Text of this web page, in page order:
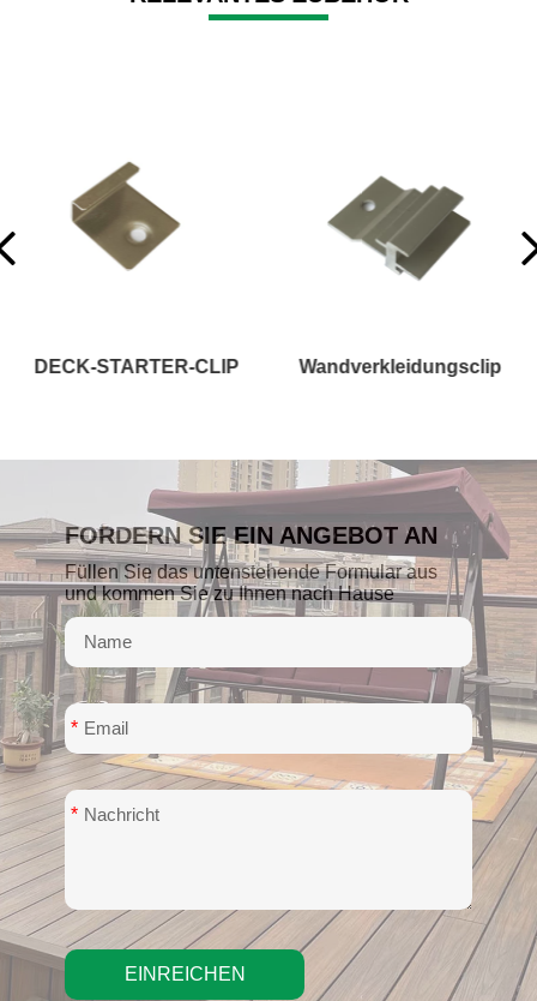
Wandverkleidungsclip Treppen- oder Blendenbrett
FORDERN SIE EIN ANGEBOT AN
Füllen Sie das untenstehende Formular aus
und kommen Sie zu Ihnen nach Hause
*
*
EINREICHEN